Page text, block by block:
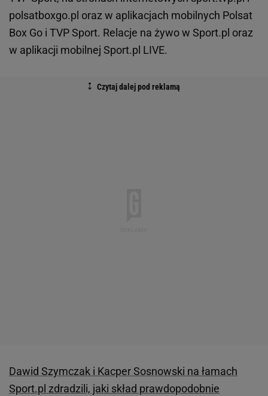
polsatboxgo.pl oraz w aplikacjach mobilnych Polsat
Box Go i TVP Sport. Relacje na żywo w Sport.pl oraz
w aplikacji mobilnej Sport.pl LIVE.
Dawid Szymczak i Kacper Sosnowski na łamach
Sport.pl zdradzili, jaki skład prawdopodobnie